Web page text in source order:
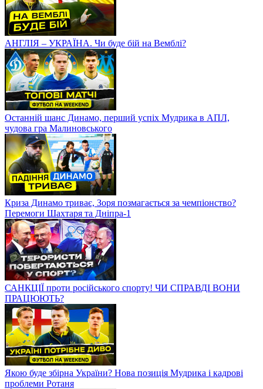
АНГЛІЯ – УКРАЇНА. Чи буде бій на Вемблі?
Останній шанс Динамо, перший успіх Мудрика в АПЛ,
чудова гра Малиновського
Криза Динамо триває, Зоря позмагається за чемпіонство?
Перемоги Шахтаря та Дніпра-1
САНКЦІЇ проти російського спорту! ЧИ СПРАВДІ ВОНИ
ПРАЦЮЮТЬ?
Якою буде збірна України? Нова позиція Мудрика і кадрові
проблеми Ротаня